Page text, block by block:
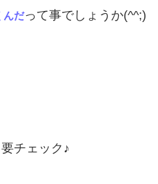
んだって事でしょうか(^^;)
チェック♪